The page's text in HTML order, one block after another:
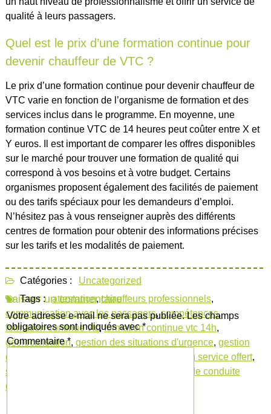
qualité à leurs passagers.
Quel est le prix d’une formation continue pour
devenir chauffeur de VTC ?
Le prix d’une formation continue pour devenir chauffeur de
VTC varie en fonction de l’organisme de formation et des
services inclus dans le programme. En moyenne, une
formation continue VTC de 14 heures peut coûter entre X et
Y euros. Il est important de comparer les offres disponibles
sur le marché pour trouver une formation de qualité qui
correspond à vos besoins et à votre budget. Certains
organismes proposent également des facilités de paiement
ou des tarifs spéciaux pour les demandeurs d’emploi.
N’hésitez pas à vous renseigner auprès des différents
centres de formation pour obtenir des informations précises
sur les tarifs et les modalités de paiement.
Catégories :
Uncategorized
Tags : attestation,chauffeurs professionnels,
communication avec les passagers,compétences,
formation continue vtc,formation continue vtc 14h,
géolocalisation, gestion des situations d'urgence, gestion
du stress
qualité du service offert,
sécurité routière
techniques de conduite
défensive
Laisser un commentaire
Votre adresse e-mail ne sera pas publiée. Les champs
obligatoires sont indiqués avec*
Commentaire*